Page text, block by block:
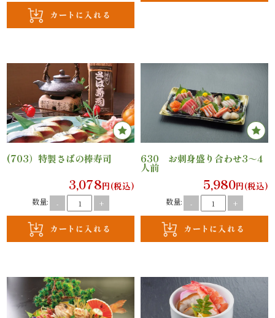
江
野
菜
お
様
メ
ー
(703）特製さばの棒寿司
3,078円(税込)
数量: - +
630 お刺身盛り合わせ3～4
人前
5,980円(税込)
数量: - +